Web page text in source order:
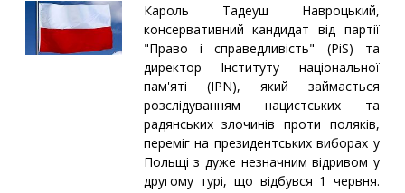
Кароль Тадеуш Навроцький,
консервативний кандидат від партії
"Право і справедливість" (PiS) та
директор Інституту національної
пам'яті (IPN), який займається
розслідуванням нацистських та
радянських злочинів проти поляків,
переміг на президентських виборах у
Польщі з дуже незначним відривом у
другому турі, що відбувся 1 червня.